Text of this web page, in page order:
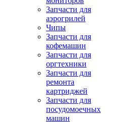
Запчасти для
аэрогрилей
Чипы
Запчасти для
кофемашин
Запчасти для
оргтехники
Запчасти для
ремонта
картриджей
Запчасти для
посудомоечных
машин